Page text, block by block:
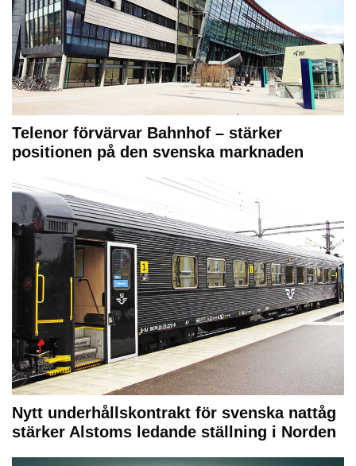
Telenor förvärvar Bahnhof – stärker
positionen på den svenska marknaden
Nytt underhållskontrakt för svenska nattåg
stärker Alstoms ledande ställning i Norden